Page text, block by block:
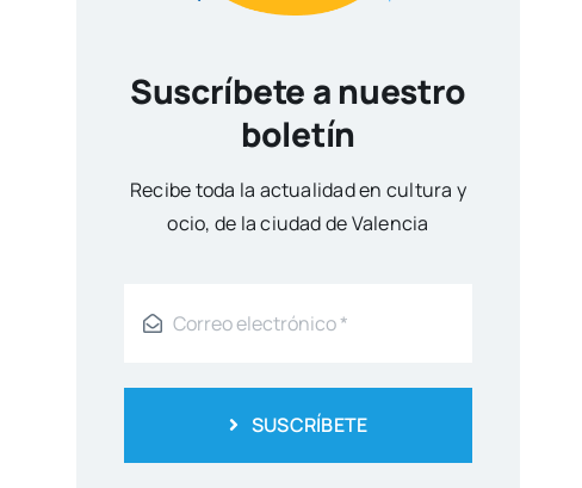
Suscríbete a nuestro
boletín
Reci­be toda la actua­li­dad en cul­tu­ra y
ocio, de la ciu­dad de Valen­cia
SUSCRÍBETE